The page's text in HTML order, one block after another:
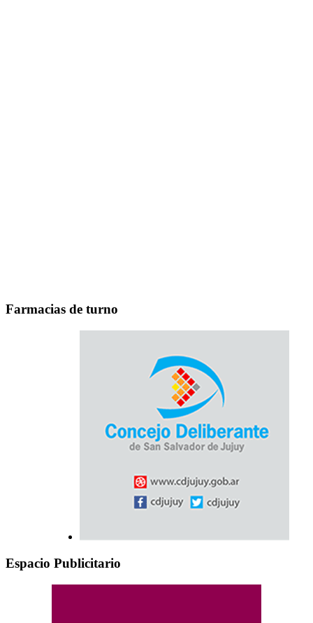
Farmacias de turno
Espacio Publicitario